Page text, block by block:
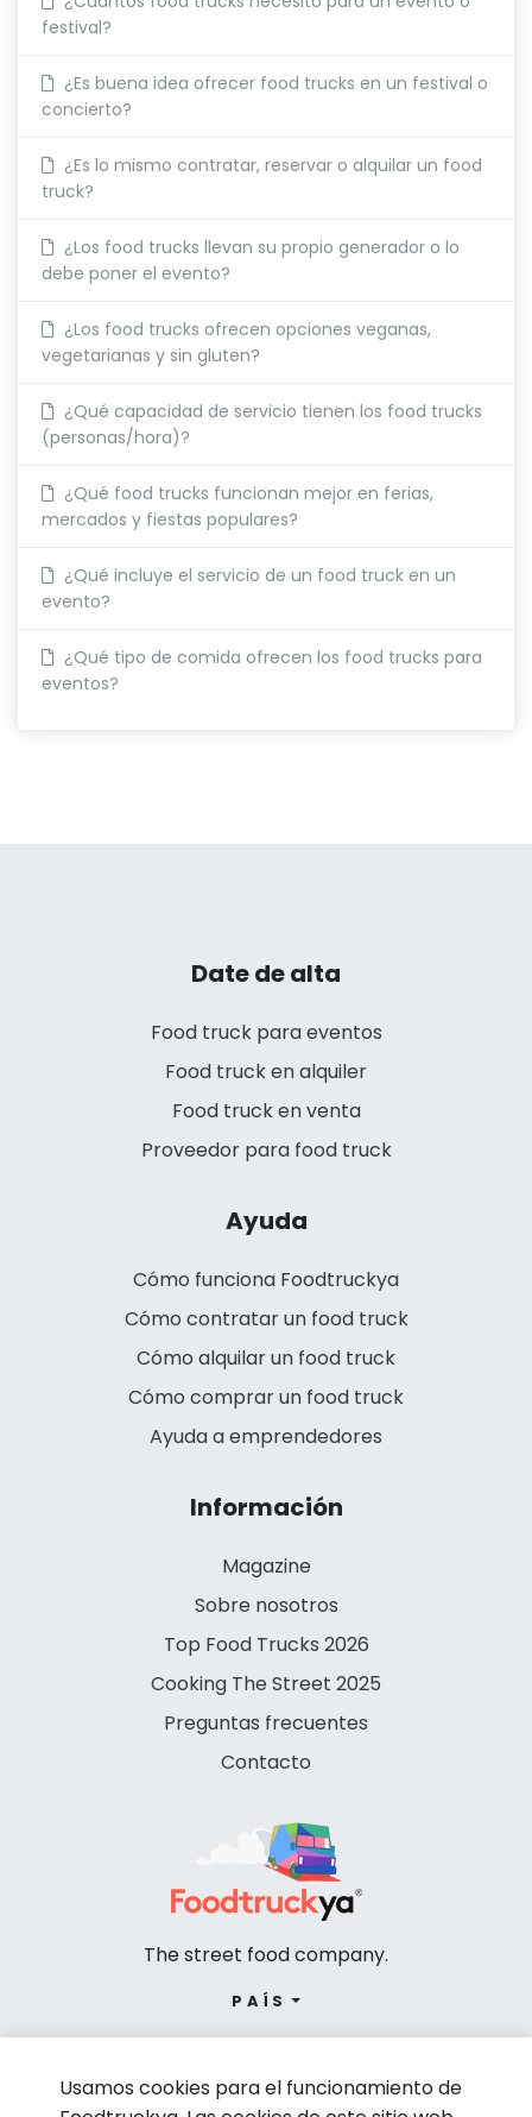
festival?
¿Es buena idea ofrecer food trucks en un festival o
concierto?
¿Es lo mismo contratar, reservar o alquilar un food
truck?
¿Los food trucks llevan su propio generador o lo
debe poner el evento?
¿Los food trucks ofrecen opciones veganas,
vegetarianas y sin gluten?
¿Qué capacidad de servicio tienen los food trucks
(personas/hora)?
¿Qué food trucks funcionan mejor en ferias,
mercados y fiestas populares?
¿Qué incluye el servicio de un food truck en un
evento?
¿Qué tipo de comida ofrecen los food trucks para
eventos?
Date de alta
Food truck para eventos
Food truck en alquiler
Food truck en venta
Proveedor para food truck
Ayuda
Cómo funciona Foodtruckya
Cómo contratar un food truck
Cómo alquilar un food truck
Cómo comprar un food truck
Ayuda a emprendedores
Información
Magazine
Sobre nosotros
Top Food Trucks 2026
Cooking The Street 2025
Preguntas frecuentes
Contacto
The street food company.
PAÍS
Usamos cookies para el funcionamiento de